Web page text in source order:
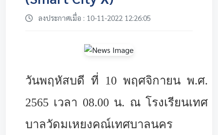
ลงประกาศเมื่อ : 10-11-2022 12:26:05
วันพฤหัสบดี ที่ 10 พฤศจิกายน พ.ศ.
2565 เวลา 08.00 น. ณ โรงเรียนเทศ
บาลวัดมเหยงคณ์เทศบาลนคร